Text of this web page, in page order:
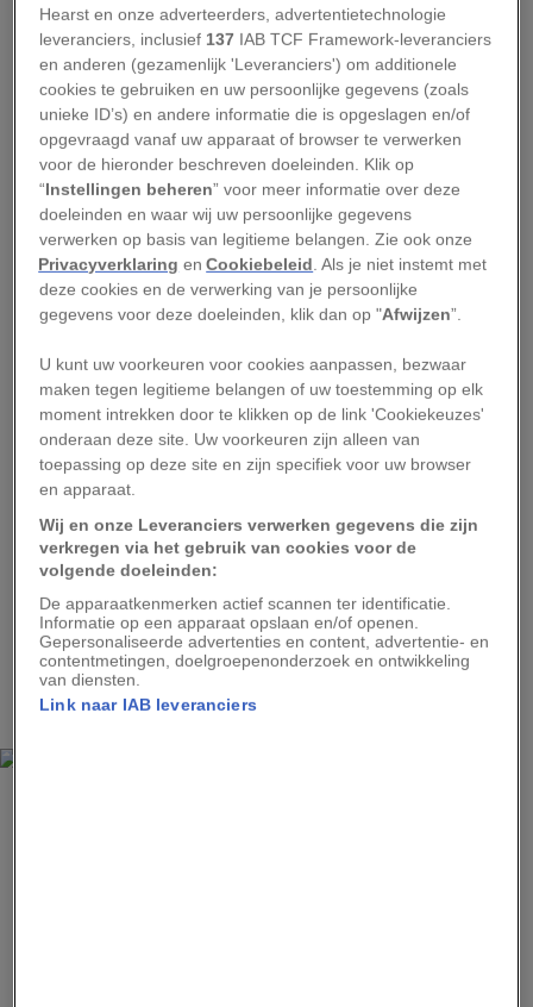
Speel een dagje voor
imker, schaapherder of
kok.
Community-based tourism, waarbij toeristen
onderdak krijgen van de lokale bevolking, is een
toenemend verschijnsel in Jordanië. Dat is goed
nieuws voor zowel bezoekers als lokale
bewoners omdat beide groepen baat hebben bij
kansen die dat oplevert. Trek een imkerpak aan
in Um Qais en ga met bijenhouder Yousef Sayyah
mee als hij bijenkolonies gaat verzorgen, terwijl
hij van alles vertelt over teamwerk,
natuurlijke bijenproducten.Ga op pad met een
schaapherderin de buurt van het Dana
Natuurreservaat, en kom meer te weten over het
bedoeïenenleven. Of leer Arabische gerechten
klaarmaken in de keukens van lokale bewoners in
Amman,Um QaisofOrjan
Hearst en onze adverteerders, advertentietechnologie
leveranciers, inclusief 137 IAB TCF Framework-leveranciers
en anderen (gezamenlijk 'Leveranciers') om additionele
cookies te gebruiken en uw persoonlijke gegevens (zoals
unieke ID’s) en andere informatie die is opgeslagen en/of
opgevraagd vanaf uw apparaat of browser te verwerken
voor de hieronder beschreven doeleinden. Klik op
“Instellingen beheren” voor meer informatie over deze
doeleinden en waar wij uw persoonlijke gegevens
verwerken op basis van legitieme belangen. Zie ook onze
Privacyverklaring enCookiebeleid . Als je niet instemt met
deze cookies en de verwerking van je persoonlijke
gegevens voor deze doeleinden, klik dan op "Afwijzen”.
U kunt uw voorkeuren voor cookies aanpassen, bezwaar
maken tegen legitieme belangen of uw toestemming op elk
moment intrekken door te klikken op de link 'Cookiekeuzes'
onderaan deze site. Uw voorkeuren zijn alleen van
toepassing op deze site en zijn specifiek voor uw browser
en apparaat.
Wij en onze Leveranciers verwerken gegevens die zijn
verkregen via het gebruik van cookies voor de
volgende doeleinden:
De apparaatkenmerken actief scannen ter identificatie.
Informatie op een apparaat opslaan en/of openen.
Gepersonaliseerde advertenties en content, advertentie- en
contentmetingen, doelgroepenonderzoek en ontwikkeling
van diensten.
Link naar IAB leveranciers